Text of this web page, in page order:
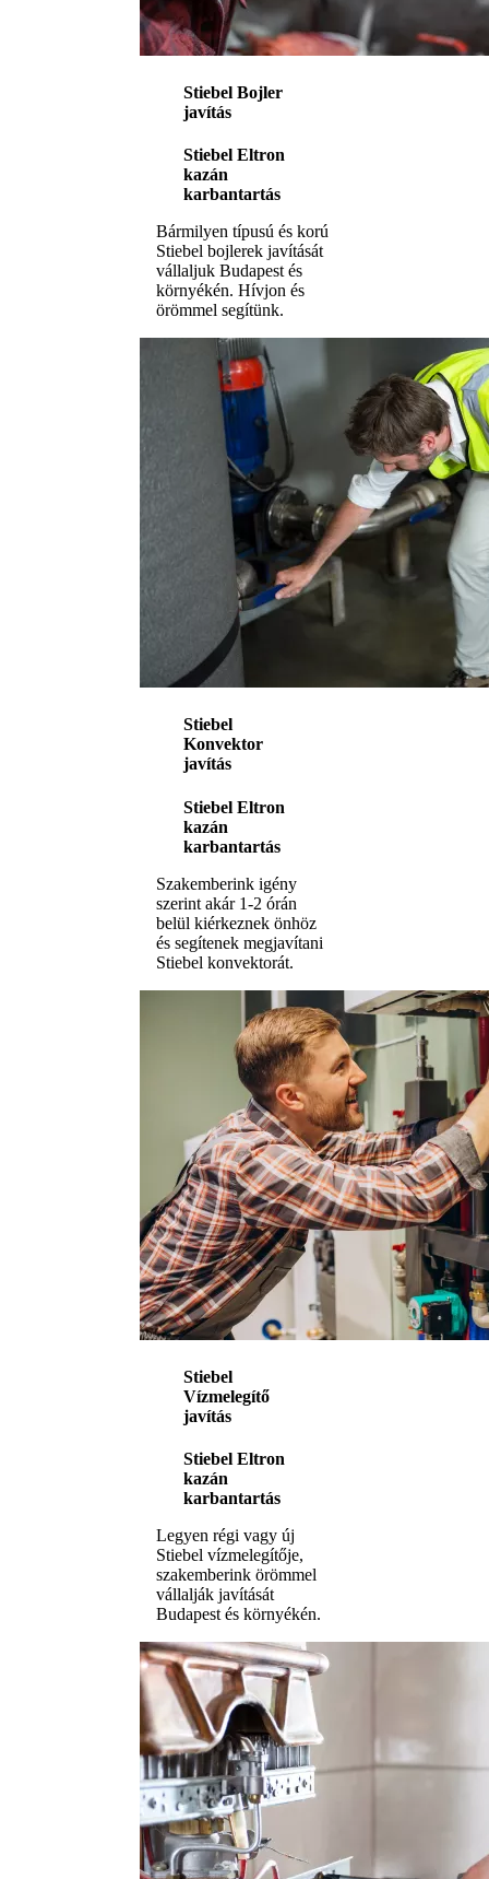
Stiebel Bojler
javítás
Stiebel Eltron
kazán
karbantartás
Bármilyen típusú és korú
Stiebel bojlerek javítását
vállaljuk Budapest és
környékén. Hívjon és
örömmel segítünk.
Stiebel
Konvektor
javítás
Stiebel Eltron
kazán
karbantartás
Szakemberink igény
szerint akár 1-2 órán
belül kiérkeznek önhöz
és segítenek megjavítani
Stiebel konvektorát.
Stiebel
Vízmelegítő
javítás
Stiebel Eltron
kazán
karbantartás
Legyen régi vagy új
Stiebel vízmelegítője,
szakemberink örömmel
vállalják javítását
Budapest és környékén.